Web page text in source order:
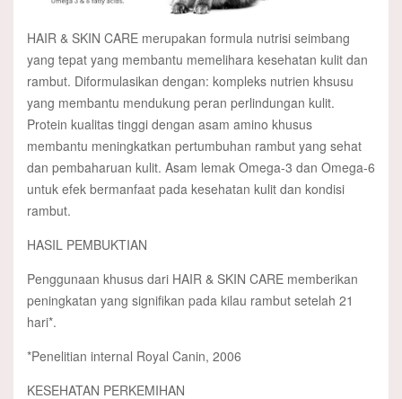
HAIR & SKIN CARE merupakan formula nutrisi seimbang
yang tepat yang membantu memelihara kesehatan kulit dan
rambut. Diformulasikan dengan: kompleks nutrien khsusu
yang membantu mendukung peran perlindungan kulit.
Protein kualitas tinggi dengan asam amino khusus
membantu meningkatkan pertumbuhan rambut yang sehat
dan pembaharuan kulit. Asam lemak Omega-3 dan Omega-6
untuk efek bermanfaat pada kesehatan kulit dan kondisi
rambut.
HASIL PEMBUKTIAN
Penggunaan khusus dari HAIR & SKIN CARE memberikan
peningkatan yang signifikan pada kilau rambut setelah 21
hari*.
*Penelitian internal Royal Canin, 2006
KESEHATAN PERKEMIHAN